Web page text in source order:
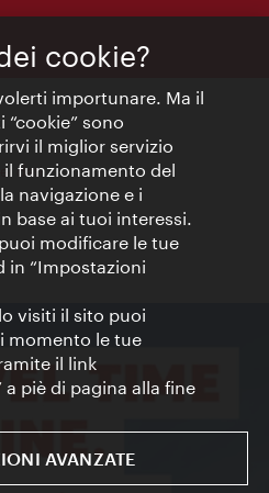
dati
cookie?
importunare. Ma il
sono
il miglior servizio
funzionamento del
navigazione e i
base ai tuoi interessi.
modificare le tue
in “Impostazioni
visiti il sito puoi
momento le tue
il link
piè di pagina alla fine
AVANZATE